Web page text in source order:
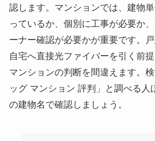
認します。マンションでは、建物
っているか、個別に工事が必要か
ーナー確認が必要かが重要です。
自宅へ直接光ファイバーを引く前提
マンションの判断を間違えます。
ッグ マンション 評判」と調べる人
の建物名で確認しましょう。